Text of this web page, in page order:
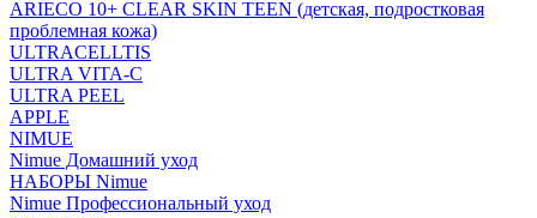
ARIECO 10+ CLEAR SKIN TEEN (детская, подростковая
проблемная кожа)
ULTRACELLTIS
ULTRA VITA-C
ULTRA PEEL
APPLE
NIMUE
Nimue Домашний уход
НАБОРЫ Nimue
Nimue Профессиональный уход